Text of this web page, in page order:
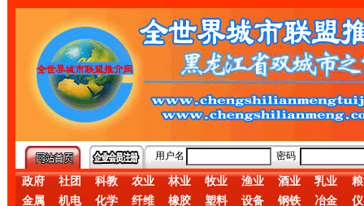
用户名 密码
政府 社团 科教 农业 林业 牧业 渔业 酒业 乳业
金属
机电 化学 纤维 橡胶 塑料 设备 钢铁 冶金